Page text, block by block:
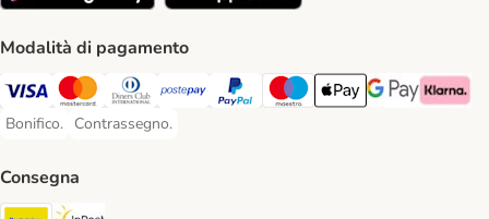
Modalità di pagamento
Visa. Payment Method
Mastercard. Payment Method
Diners Club. Payment Method
Postepay. Payment Method
PayPal. Payment Method
Maestro. Payment Method
Apple pay. Payment
Google Pay
Klarna
Bonifico.
Bonifico. Payment Method
Contrassegno.
Contrassegno. Payment Method
Consegna
Poste Italiane. Shipping Method